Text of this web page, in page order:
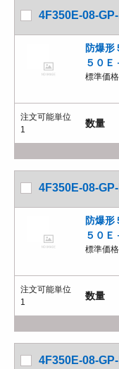
4F350E-08-
防爆
５０Ｅ
標準価
注文可能単位
1
数量
4F350E-08-
防爆
５０Ｅ
標準価
注文可能単位
1
数量
4F350E-08-